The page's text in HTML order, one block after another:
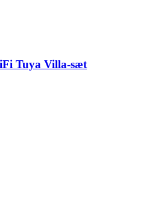
Tuya Villa-sæt